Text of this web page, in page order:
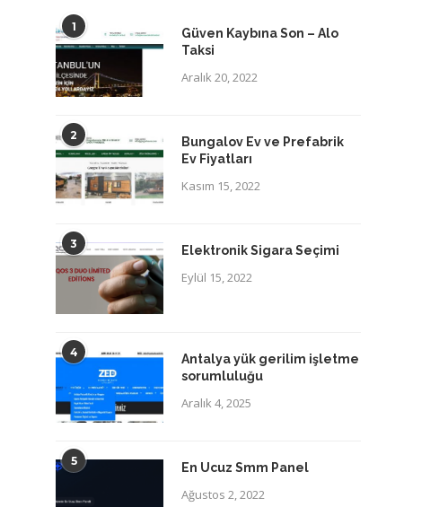
1
Güven Kaybına Son – Alo
Taksi
Aralık 20, 2022
2
Bungalov Ev ve Prefabrik
Ev Fiyatları
Kasım 15, 2022
3 Elektronik Sigara Seçimi
Eylül 15, 2022
4
Antalya yük gerilim işletme
sorumluluğu
Aralık 4, 2025
5 En Ucuz Smm Panel
Ağustos 2, 2022